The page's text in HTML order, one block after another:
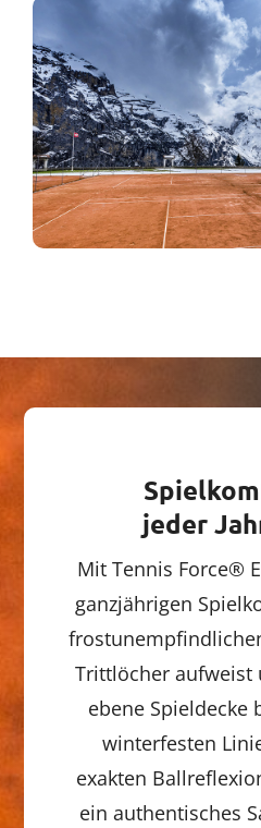
jeder
Mit Tennis Force®
ganzjährigen
Trittlöcher aufweist
ebene Spieldecke
winterfesten
exakten
ein authentisches